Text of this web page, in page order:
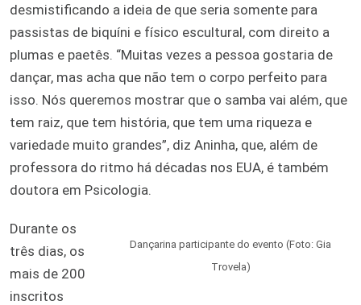
desmistificando a ideia de que seria somente para
passistas de biquíni e físico escultural, com direito a
plumas e paetês. “Muitas vezes a pessoa gostaria de
dançar, mas acha que não tem o corpo perfeito para
isso. Nós queremos mostrar que o samba vai além, que
tem raiz, que tem história, que tem uma riqueza e
variedade muito grandes”, diz Aninha, que, além de
professora do ritmo há décadas nos EUA, é também
doutora em Psicologia.
Dançarina participante do evento (Foto: Gia
Trovela)
Durante os
três dias, os
mais de 200
inscritos